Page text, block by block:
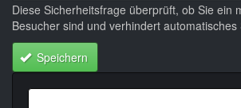
Diese Sicherheitsfrage überprüft, ob Sie ein
Besucher sind und verhindert automatisches
Speichern